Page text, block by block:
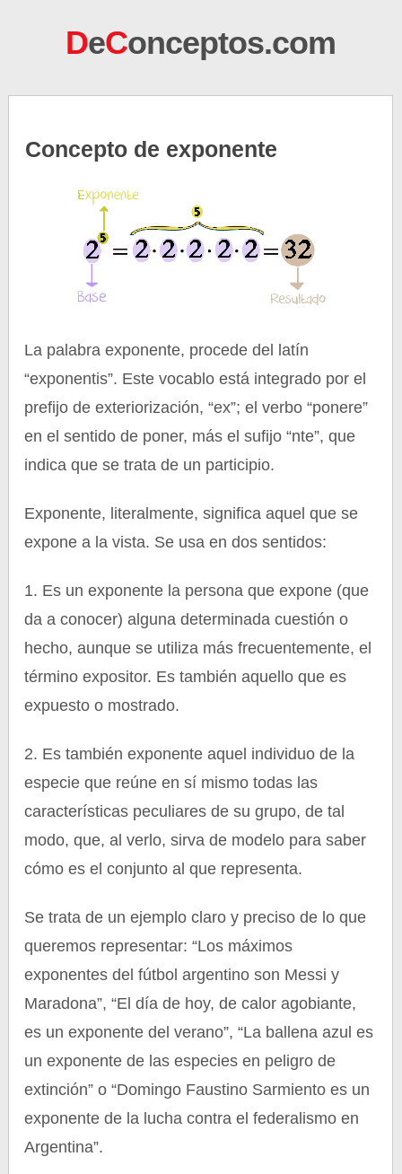
DeConceptos.com
Concepto de exponente
La palabra exponente, procede del latín
“exponentis”. Este vocablo está integrado por el
prefijo de exteriorización, “ex”; el verbo “ponere”
en el sentido de poner, más el sufijo “nte”, que
indica que se trata de un participio.
Exponente, literalmente, significa aquel que se
expone a la vista. Se usa en dos sentidos:
1. Es un exponente la persona que expone (que
da a conocer) alguna determinada cuestión o
hecho, aunque se utiliza más frecuentemente, el
término expositor. Es también aquello que es
expuesto o mostrado.
2. Es también exponente aquel individuo de la
especie que reúne en sí mismo todas las
características peculiares de su grupo, de tal
modo, que, al verlo, sirva de modelo para saber
cómo es el conjunto al que representa.
Se trata de un ejemplo claro y preciso de lo que
queremos representar: “Los máximos
exponentes del fútbol argentino son Messi y
Maradona”, “El día de hoy, de calor agobiante,
es un exponente del verano”, “La ballena azul es
un exponente de las especies en peligro de
extinción” o “Domingo Faustino Sarmiento es un
exponente de la lucha contra el federalismo en
Argentina”.